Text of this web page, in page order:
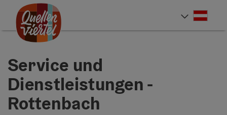
Zum Inhalt
Zur Navigation
Zum Seitenanfang
Service und
Dienstleistungen -
Rottenbach